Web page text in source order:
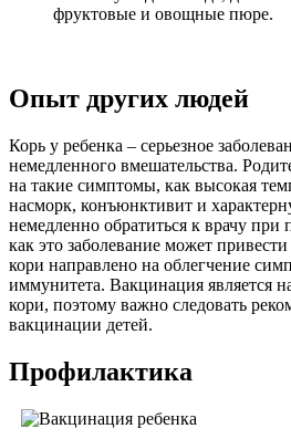
фруктовые и овощные пюре.
Опыт других людей
Корь у ребенка – серьезное
немедленного вмешательства.
на такие симптомы, как высокая
насморк, конъюнктивит и
немедленно обратиться к врачу при
как это заболевание может
кори направлено на облегчение
иммунитета. Вакцинация является
кори, поэтому важно следовать
вакцинации детей.
Профилактика